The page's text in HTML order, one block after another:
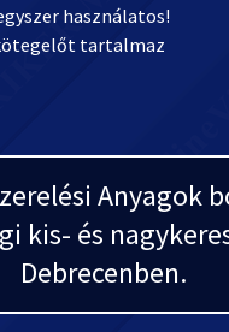
használatos!
tartalmaz
Anyagok
kis- és
Debrecenben.